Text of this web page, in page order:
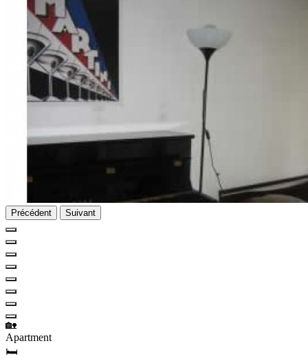
Précédent Suivant
🏡
Apartment
🛏